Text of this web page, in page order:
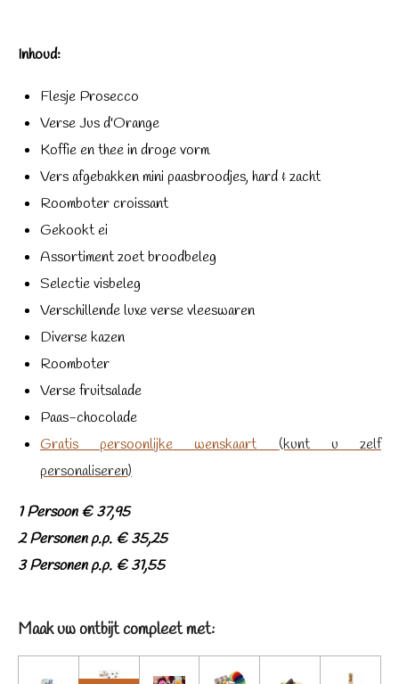
Inhoud:
Flesje Prosecco
Verse Jus d'Orange
Koffie en thee in droge vorm
Vers afgebakken mini paasbroodjes, hard & zacht
Roomboter croissant
Gekookt ei
Assortiment zoet broodbeleg
Selectie visbeleg
Verschillende luxe verse vleeswaren
Diverse kazen
Roomboter
Verse fruitsalade
Paas-chocolade
Gratis persoonlijke wenskaart(kunt u zelf
personaliseren)
1 Persoon € 37,95
2 Personen p.p. € 35,25
3 Personen p.p. € 31,55
Maak uw ontbijt compleet met: